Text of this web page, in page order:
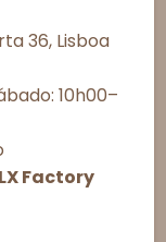
tecnologias
do
ou IDs únicos
podem
36, Lisboa
10h00–
Factory